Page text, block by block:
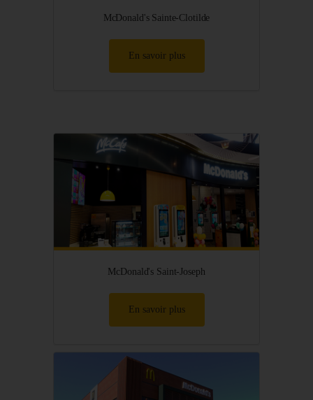
McDonald's Sainte-Clotilde
En savoir plus
McDonald's Saint-Joseph
En savoir plus